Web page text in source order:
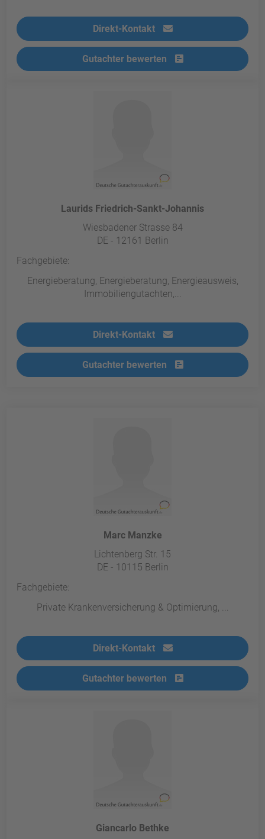
Direkt-Kontakt
Gutachter bewerten
Laurids Friedrich-Sankt-Johannis
Wiesbadener Strasse 84
DE - 12161 Berlin
Fachgebiete:
Energieberatung, Energieberatung, Energieausweis,
Immobiliengutachten,...
Direkt-Kontakt
Gutachter bewerten
Marc Manzke
Lichtenberg Str. 15
DE - 10115 Berlin
Fachgebiete:
Private Krankenversicherung & Optimierung, ...
Direkt-Kontakt
Gutachter bewerten
Giancarlo Bethke